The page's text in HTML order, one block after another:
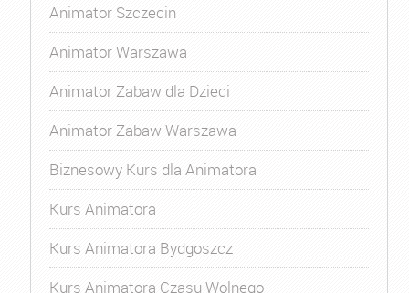
Animator Szczecin
Animator Warszawa
Animator Zabaw dla Dzieci
Animator Zabaw Warszawa
Biznesowy Kurs dla Animatora
Kurs Animatora
Kurs Animatora Bydgoszcz
Kurs Animatora Czasu Wolnego